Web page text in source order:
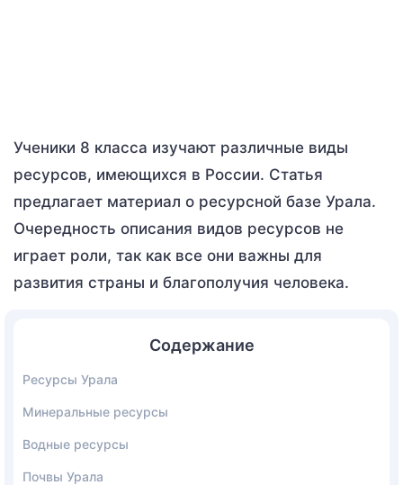
Ученики 8 класса изучают различные виды
ресурсов, имеющихся в России. Статья
предлагает материал о ресурсной базе Урала.
Очередность описания видов ресурсов не
играет роли, так как все они важны для
развития страны и благополучия человека.
Содержание
Ресурсы Урала
Минеральные ресурсы
Водные ресурсы
Почвы Урала